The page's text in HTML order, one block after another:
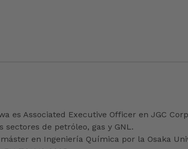
es Associated Executive Officer en JGC
sectores de petróleo, gas y GNL.
en Ingeniería Química por la Osaka